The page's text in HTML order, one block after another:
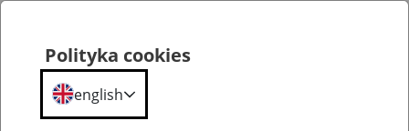
Polityka cookies
english